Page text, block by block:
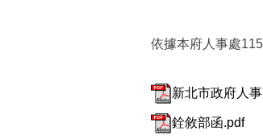
依據本府人事處
新北市政府人
銓敘部函.pdf